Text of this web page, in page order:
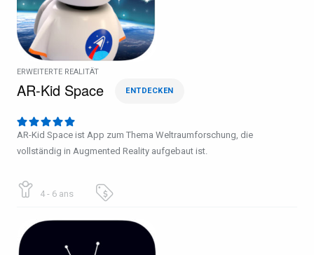
ERWEITERTE REALITÄT
AR-Kid Space ENTDECKEN
AR-Kid Space ist App zum Thema Weltraumforschung, die
vollständig in Augmented Reality aufgebaut ist.
4 - 6 ans